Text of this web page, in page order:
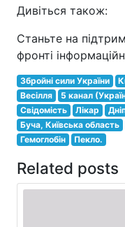
Дивіться також:
Станьте на
фронті
Збройні сили України
Весілля
5 канал
Свідомість
Лікар
Буча, Київська область
Гемоглобін
Пекло.
Related posts